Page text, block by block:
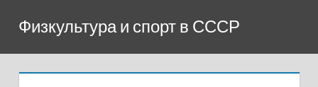
содержимому
Физкультура и спорт в СССР